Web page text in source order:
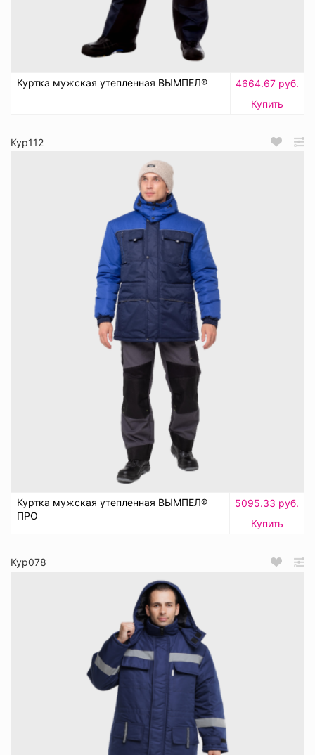
Куртка мужская утепленная ВЫМПЕЛ®
4664.67 руб.
Купить
Кур112
Куртка мужская утепленная ВЫМПЕЛ®
ПРО
5095.33 руб.
Купить
Кур078